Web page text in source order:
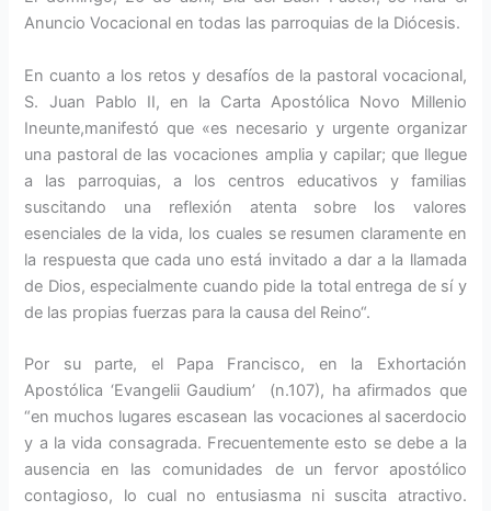
Anuncio Vocacional en todas las parroquias de la Diócesis.
En cuanto a los retos y desafíos de la pastoral vocacional,
S. Juan Pablo II, en la Carta Apostólica Novo Millenio
Ineunte,manifestó que «es necesario y urgente organizar
una pastoral de las vocaciones amplia y capilar; que llegue
a las parroquias, a los centros educativos y familias
suscitando una reflexión atenta sobre los valores
esenciales de la vida, los cuales se resumen claramente en
la respuesta que cada uno está invitado a dar a la llamada
de Dios, especialmente cuando pide la total entrega de sí y
de las propias fuerzas para la causa del Reino“.
Por su parte, el Papa Francisco, en la Exhortación
Apostólica ‘Evangelii Gaudium’ (n.107), ha afirmados que
“en muchos lugares escasean las vocaciones al sacerdocio
y a la vida consagrada. Frecuentemente esto se debe a la
ausencia en las comunidades de un fervor apostólico
contagioso, lo cual no entusiasma ni suscita atractivo.